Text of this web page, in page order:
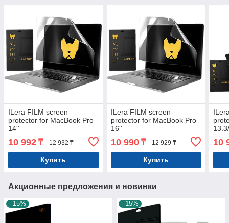
ILera FILM screen
protector for MacBook Pro
14''
10 992 ₸ 12 932 ₸
Купить
ILera FILM screen
protector for MacBook Pro
16''
10 990₸ 12 929 ₸
Купить
10
Акционные предложения и новинки
–15% –15%